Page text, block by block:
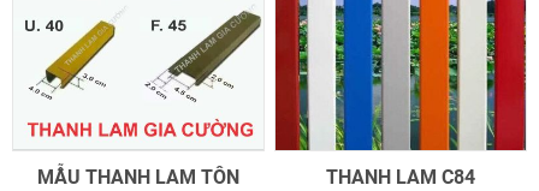
MẪU THANH LAM TÔN THANH LAM C84